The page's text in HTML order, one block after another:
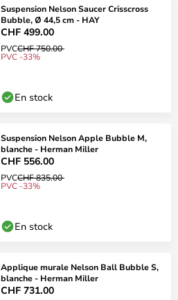
Suspension Nelson Saucer Crisscross
Bubble, Ø 44,5 cm - HAY
CHF 499.00
PVCCHF 750.00
PVC -33%
En stock
Suspension Nelson Apple Bubble M,
blanche - Herman Miller
CHF 556.00
PVCCHF 835.00
PVC -33%
En stock
Applique murale Nelson Ball Bubble S,
blanche - Herman Miller
CHF 731.00